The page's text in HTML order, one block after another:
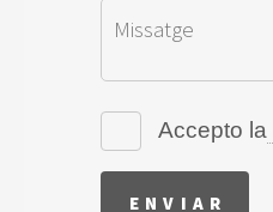
Accepto la